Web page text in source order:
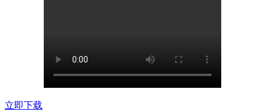
立即下载